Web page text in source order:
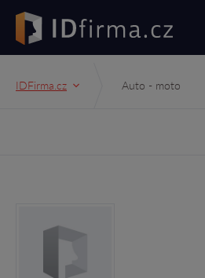
IDFirma.cz Auto - moto